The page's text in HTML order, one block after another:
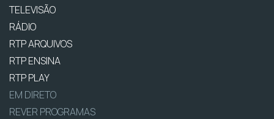
TELEVISÃO
RÁDIO
RTP ARQUIVOS
RTP ENSINA
RTP PLAY
EM DIRETO
REVER PROGRAMAS